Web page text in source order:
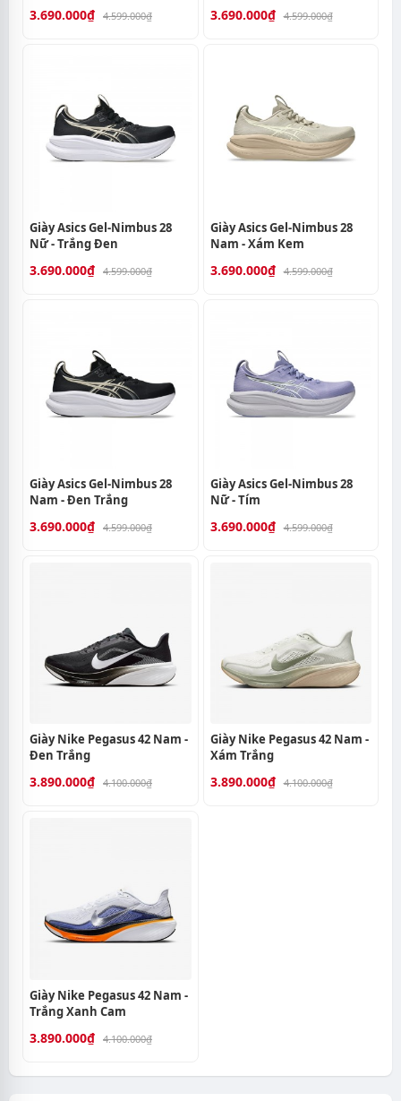
3.690.000₫ 4.599.000₫ 3.690.000₫ 4.599.000₫
Giày Asics Gel-Nimbus 28
Nữ - Trắng Đen
3.690.000₫ 4.599.000₫
Giày Asics Gel-Nimbus 28
Nam - Xám Kem
3.690.000₫ 4.599.000₫
Giày Asics Gel-Nimbus 28
Nam - Đen Trắng
3.690.000₫ 4.599.000₫
Giày Asics Gel-Nimbus 28
Nữ - Tím
3.690.000₫ 4.599.000₫
Giày Nike Pegasus 42 Nam -
Đen Trắng
3.890.000₫ 4.100.000₫
Giày Nike Pegasus 42 Nam -
Xám Trắng
3.890.000₫ 4.100.000₫
Giày Nike Pegasus 42 Nam -
Trắng Xanh Cam
3.890.000₫ 4.100.000₫